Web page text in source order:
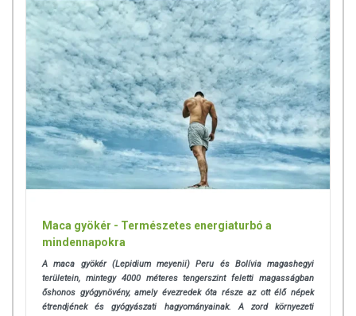
Maca gyökér - Természetes energiaturbó a
mindennapokra
A maca gyökér (Lepidium meyenii) Peru és Bolívia magashegyi
területein, mintegy 4000 méteres tengerszint feletti magasságban
őshonos gyógynövény, amely évezredek óta része az ott élő népek
étrendjének és gyógyászati hagyományainak. A zord környezeti